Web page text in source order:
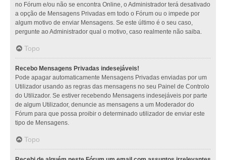
no Fórum e/ou não se encontra Online, o Administrador terá desativado
a opção de Mensagens Privadas em todo o Fórum ou o impede por
algum motivo de enviar Mensagens. Se este último é o seu caso,
pergunte ao Administrador qual o motivo, caso realmente não saiba.
Topo
Recebo Mensagens Privadas indesejáveis!
Pode apagar automaticamente Mensagens Privadas enviadas por um
Utilizador usando as regras das mensagens no seu Painel de Controlo
do Utilizador. Se estiver recebendo Mensagens indesejáveis por parte
de algum Utilizador, denuncie as mensagens a um Moderador do
Fórum para que possa proibir o determinado utilizador de enviar este
tipo de Mensagens.
Topo